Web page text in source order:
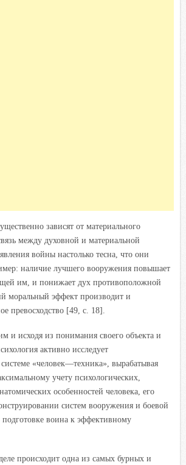
зависят от материального
между духовной и материальной
войны настолько тесна, что они
наличие лучшего вооружения повышает
им, и понижает дух противоположной
моральный эффект производит и
превосходство [49, с. 18].
и исходя из понимания своего объекта и
активно исследует
«человек—техника», вырабатывая
учету психологических,
особенностей человека, его
систем вооружения и боевой
воина к эффективному
происходит одна из самых бурных и